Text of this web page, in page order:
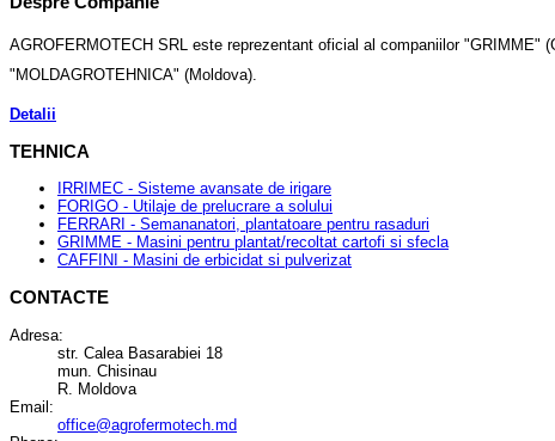
AGROFERMOTECH SRL este reprezentant oficial al companiilor
"MOLDAGROTEHNICA" (Moldova).
Detalii
TEHNICA
IRRIMEC - Sisteme avansate de irigare
FORIGO - Utilaje de prelucrare a solului
FERRARI - Semananatori, plantatoare pentru rasaduri
GRIMME - Masini pentru plantat/recoltat cartofi si sfecla
CAFFINI - Masini de erbicidat si pulverizat
CONTACTE
Adresa:
str. Calea Basarabiei 18
mun. Chisinau
R. Moldova
Email:
office@agrofermotech.md